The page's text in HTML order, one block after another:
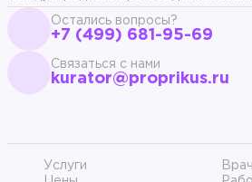
Остались вопросы?
+7 (499) 681-95-69
Связаться с нами
kurator@proprikus.ru
Услуги